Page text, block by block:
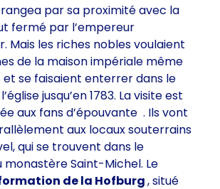
par sa proximité avec la
fermé par l’empereur
Mais les riches nobles voulaient
de la maison impériale même
se faisaient enterrer dans le
jusqu’en 1783. La visite est
aux fans d’épouvante . Ils vont
aux locaux souterrains
qui se trouvent dans le
monastère Saint-Michel. Le
de la Hofburg, situé